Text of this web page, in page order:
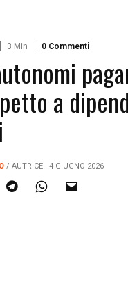
3 Min 0 Commenti
a
/ AUTRICE - 4 GIUGNO 2026